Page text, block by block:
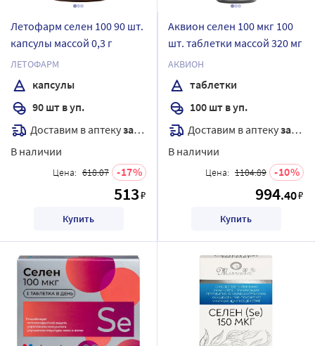
Летофарм селен 100 90 шт.
капсулы массой 0,3 г
ЛЕТОФАРМ
капсулы
90 шт в уп.
Доставим в аптекузавтра
В наличии
Цена: 618.07 17
513₽
Купить
Аквион селен 100 мкг 100
шт. таблетки массой 320 мг
АКВИОН
таблетки
100 шт в уп.
Доставим в аптекузавтра
В наличии
Цена: 1104.89 10
994.40₽
Купить